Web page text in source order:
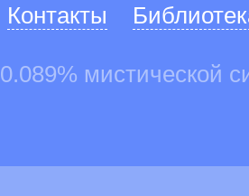
Контакты
0.089% мистической